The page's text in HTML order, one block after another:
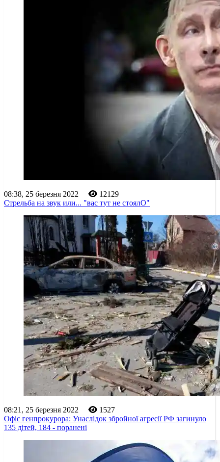
08:38, 25 березня 2022
12129
Стрельба на звук или... "вас тут не стоялО"
08:21, 25 березня 2022
1527
Офіс генпрокурора: Унаслідок збройної агресії РФ загинуло
135 дітей, 184 - поранені